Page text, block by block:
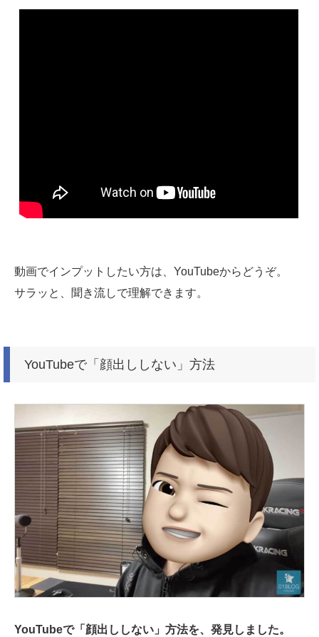
動画でインプットしたい方は、YouTubeからどうぞ。
サラッと、聞き流しで理解できます。
YouTubeで「顔出ししない」方法
YouTubeで「顔出ししない」方法を、発見しました。